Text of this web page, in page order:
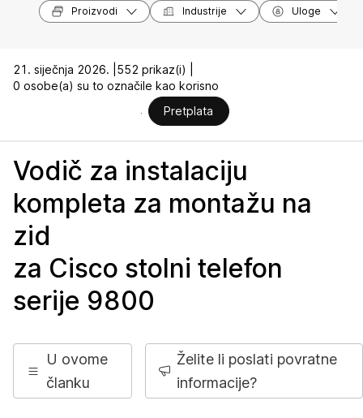
Proizvodi Industrije Uloge
21. siječnja 2026. | 552 prikaz(i) |
0 osobe(a) su to označile kao korisno
Pretplata
Vodič za instalaciju
kompleta za montažu na
zid
za Cisco stolni telefon
serije 9800
U ovome
članku
Želite li poslati povratne
informacije?